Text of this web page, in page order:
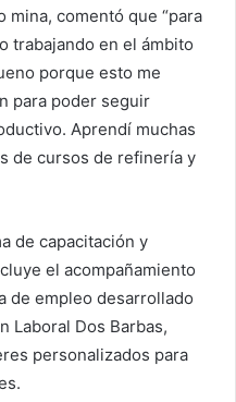
comentó que “para
trabajando en el ámbito
porque esto me
para poder seguir
Aprendí muchas
de cursos de refinería y
de capacitación y
el acompañamiento
de empleo desarrollado
Laboral Dos Barbas,
personalizados para